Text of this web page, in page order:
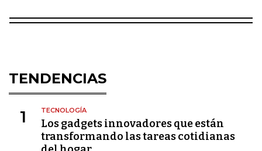
TENDENCIAS
1 TECNOLOGÍA
Los gadgets innovadores que están
transformando las tareas cotidianas